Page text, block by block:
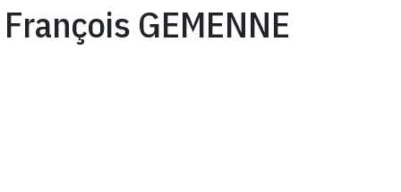
François GEMENNE